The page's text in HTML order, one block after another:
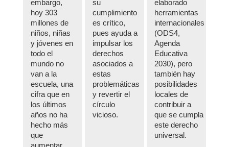
embargo,
hoy 303
millones de
niños, niñas
y jóvenes en
todo el
mundo no
van a la
escuela, una
cifra que en
los últimos
años no ha
hecho más
que
su
cumplimiento
es crítico,
pues ayuda a
impulsar los
derechos
asociados a
estas
problemáticas
y revertir el
círculo
vicioso.
elaborado
herramientas
internacionales
(ODS4,
Agenda
Educativa
2030), pero
también hay
posibilidades
locales de
contribuir a
que se cumpla
este derecho
universal.